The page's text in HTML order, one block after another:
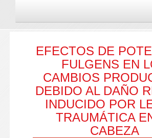
EFECTOS DE
FULGENS EN
CAMBIOS
DEBIDO AL DAÑO
INDUCIDO POR
TRAUMÁTICA
CABEZA